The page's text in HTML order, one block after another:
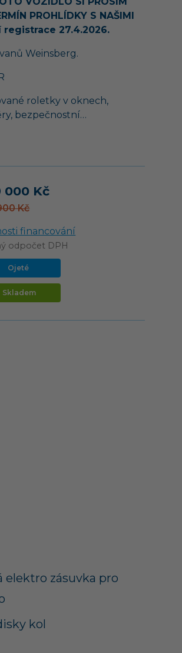
PROHLÍDKY S NAŠIMI
registrace 27.4.2026.
Weinsberg.
roletky v oknech,
bezpečnostní…
000 Kč
Kč
financování
odpočet DPH
Ojeté
Skladem
elektro zásuvka pro
kol